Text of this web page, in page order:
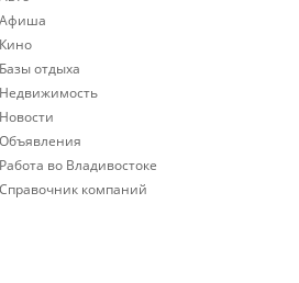
Афиша
Кино
Базы отдыха
Недвижимость
Новости
Объявления
Работа во Владивостоке
Справочник компаний